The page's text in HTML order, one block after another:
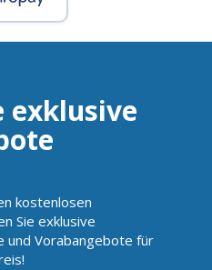
exklusive
kostenlosen
Sie exklusive
und Vorabangebote für